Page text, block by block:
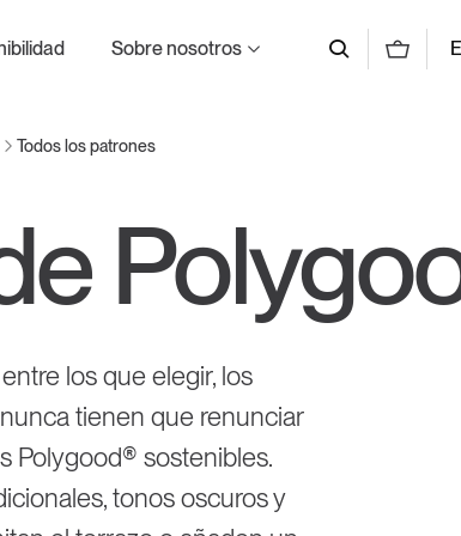
Sobre nosotros
Todos los patrones
los que elegir, los
tienen que renunciar
Polygood® sostenibles.
tonos oscuros y